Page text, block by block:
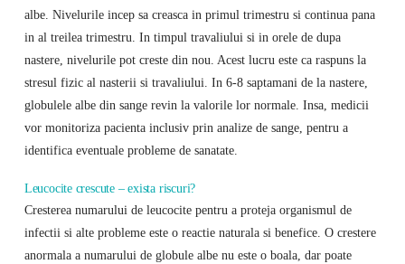
albe. Nivelurile incep sa creasca in primul trimestru si continua pana
in al treilea trimestru. In timpul travaliului si in orele de dupa
nastere, nivelurile pot creste din nou. Acest lucru este ca raspuns la
stresul fizic al nasterii si travaliului. In 6-8 saptamani de la nastere,
globulele albe din sange revin la valorile lor normale. Insa, medicii
vor monitoriza pacienta inclusiv prin analize de sange, pentru a
identifica eventuale probleme de sanatate.
Leucocite crescute – exista riscuri?
Cresterea numarului de leucocite pentru a proteja organismul de
infectii si alte probleme este o reactie naturala si benefice. O crestere
anormala a numarului de globule albe nu este o boala, dar poate